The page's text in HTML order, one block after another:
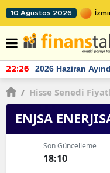
10 Ağustos 2026
22:24 TCMB'nin
/ Hisse Senedi
ENJSA
Son Güncelleme
18:10